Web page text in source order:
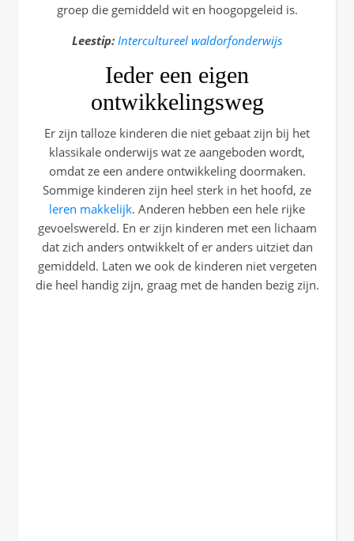
groep die gemiddeld wit en hoogopgeleid is.
Leestip: Intercultureel waldorfonderwijs
Ieder een eigen
ontwikkelingsweg
Er zijn talloze kinderen die niet gebaat zijn bij het
klassikale onderwijs wat ze aangeboden wordt,
omdat ze een andere ontwikkeling doormaken.
Sommige kinderen zijn heel sterk in het hoofd, ze
leren makkelijk. Anderen hebben een hele rijke
gevoelswereld. En er zijn kinderen met een lichaam
dat zich anders ontwikkelt of er anders uitziet dan
gemiddeld. Laten we ook de kinderen niet vergeten
die heel handig zijn, graag met de handen bezig zijn.